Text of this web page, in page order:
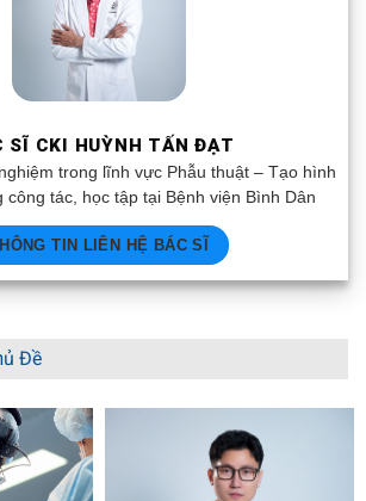
SĨ CKI HUỲNH TẤN ĐẠT
trong lĩnh vực Phẫu thuật – Tạo hình
công tác, học tập tại Bệnh viện Bình Dân
TIN LIÊN HỆ BÁC SĨ
Đề